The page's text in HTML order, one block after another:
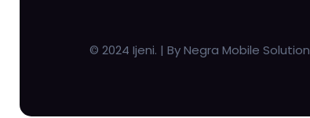
© 2024 Ijeni. | By Negra Mobile Solution